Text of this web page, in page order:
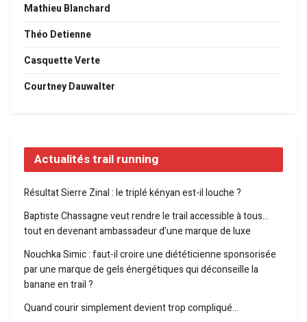
Mathieu Blanchard
Théo Detienne
Casquette Verte
Courtney Dauwalter
Actualités trail running
Résultat Sierre Zinal : le triplé kényan est-il louche ?
Baptiste Chassagne veut rendre le trail accessible à tous…
tout en devenant ambassadeur d’une marque de luxe
Nouchka Simic : faut-il croire une diététicienne sponsorisée
par une marque de gels énergétiques qui déconseille la
banane en trail ?
Quand courir simplement devient trop compliqué…